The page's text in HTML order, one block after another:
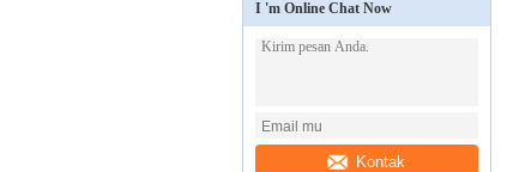
I 'm Online Chat Now
Kontak